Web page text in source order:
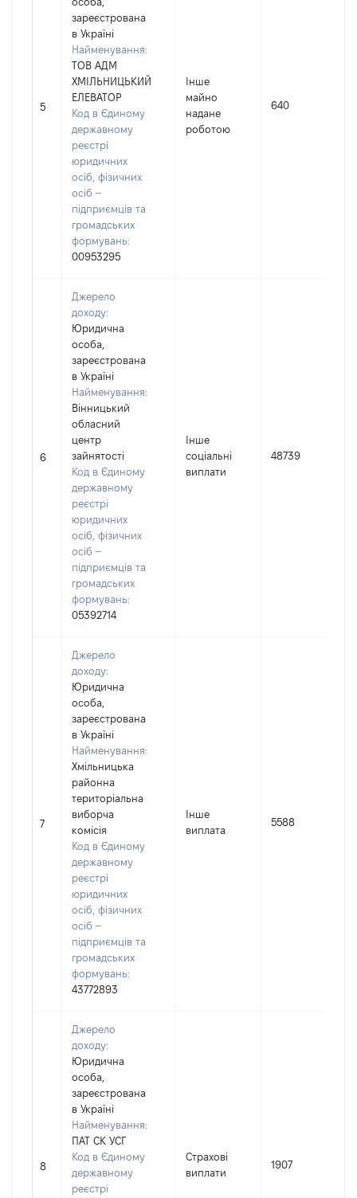
5
зареєстрована
в Україні
Найменування:
ТОВ АДМ
ХМІЛЬНИЦЬКИЙ
ЕЛЕВАТОР
Код в Єдиному
державному
реєстрі
юридичних
осіб, фізичних
осіб –
підприємців та
громадських
формувань:
00953295
Інше
майно
надане
роботою
640
6
Джерело
доходу:
Юридична
особа,
зареєстрована
в Україні
Найменування:
Вінницький
обласний
центр
зайнятості
Код в Єдиному
державному
реєстрі
юридичних
осіб, фізичних
осіб –
підприємців та
громадських
формувань:
05392714
Інше
соціальні
виплати
48739
7
Джерело
доходу:
Юридична
особа,
зареєстрована
в Україні
Найменування:
Хмільницька
районна
територіальна
виборча
комісія
Код в Єдиному
державному
реєстрі
юридичних
осіб, фізичних
осіб –
підприємців та
громадських
формувань:
43772893
Інше
виплата
5588
8
Джерело
доходу:
Юридична
особа,
зареєстрована
в Україні
Найменування:
ПАТ СК УСГ
Код в Єдиному
державному
реєстрі
Страхові
виплати
1907